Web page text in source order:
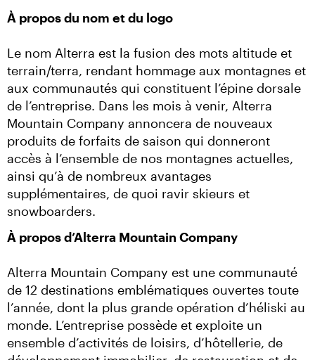
À propos du nom et du logo
Le nom Alterra est la fusion des mots altitude et
terrain/terra, rendant hommage aux montagnes et
aux communautés qui constituent l’épine dorsale
de l’entreprise. Dans les mois à venir, Alterra
Mountain Company annoncera de nouveaux
produits de forfaits de saison qui donneront
accès à l’ensemble de nos montagnes actuelles,
ainsi qu’à de nombreux avantages
supplémentaires, de quoi ravir skieurs et
snowboarders.
À propos d’Alterra Mountain Company
Alterra Mountain Company est une communauté
de 12 destinations emblématiques ouvertes toute
l’année, dont la plus grande opération d’héliski au
monde. L’entreprise possède et exploite un
ensemble d’activités de loisirs, d’hôtellerie, de